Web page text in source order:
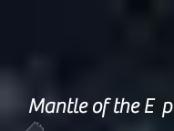
Mantle of the E